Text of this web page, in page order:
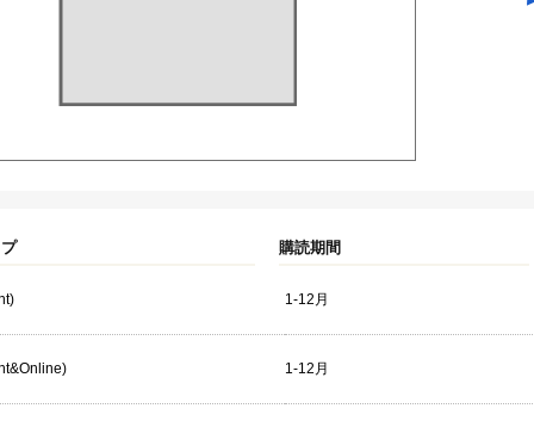
購読期間
1-12月
1-12月